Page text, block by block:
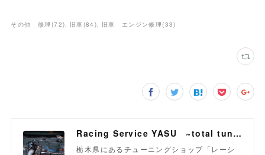
その他 修理 (72) 旧車(84 ) 旧車 エンジン修理(33)
Racing Service YASU ~total tuning proshop~
栃木県にあるチューニングショップ「レーシ